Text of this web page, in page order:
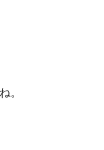
。